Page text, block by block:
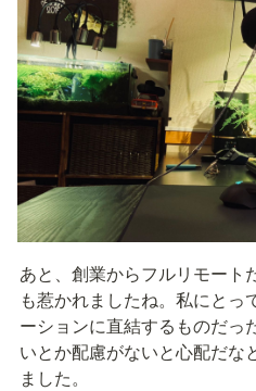
あと、創業からフルリモート
も惹かれましたね。私にとっ
ーションに直結するものだっ
いとか配慮がないと心配だな
ました。